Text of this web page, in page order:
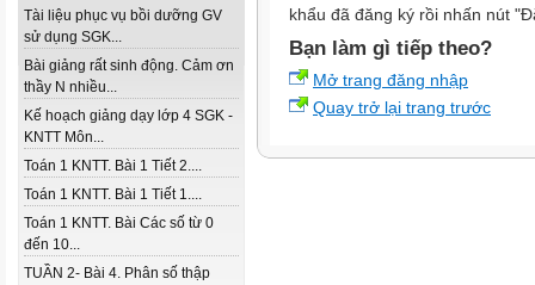
Tài liệu phục vụ bồi dưỡng GV
sử dụng SGK...
Bài giảng rất sinh động. Cảm ơn
thầy N nhiều...
Kế hoạch giảng dạy lớp 4 SGK -
KNTT Môn...
Toán 1 KNTT. Bài 1 Tiết 2....
Toán 1 KNTT. Bài 1 Tiết 1....
Toán 1 KNTT. Bài Các số từ 0
đến 10...
TUẦN 2- Bài 4. Phân số thập
khẩu đã đăng ký rồi nhấn nút
Bạn làm gì tiếp theo?
Mở trang đăng nhập
Quay trở lại trang trước